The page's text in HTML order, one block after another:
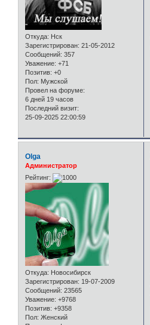
Откуда: Нск
Зарегистрирован: 21-05-2012
Сообщений: 357
Уважение: +71
Позитив: +0
Пол: Мужской
Провел на форуме:
6 дней 19 часов
Последний визит:
25-09-2025 22:00:59
Olga
Администратор
Рейтинг:
Откуда: Новосибирск
Зарегистрирован: 19-07-2009
Сообщений: 23565
Уважение: +9768
Позитив: +9358
Пол: Женский